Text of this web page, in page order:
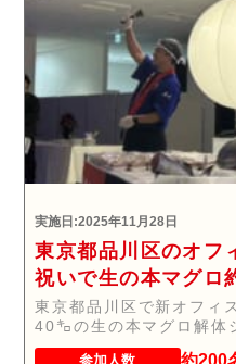
実施日:2025年11月28日
東京都品川区のオフ
祝いで生の本マグロ
グロの解体ショーを
ました
東京都品川区で新オフィ
40㌔の生の本マグロ解体
は！...
参加人数